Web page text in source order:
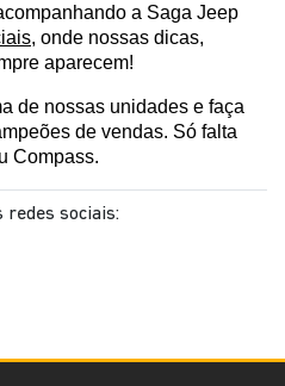
a Saga Jeep
, onde nossas dicas,
aparecem!
de nossas unidades e faça
de vendas. Só falta
Compass.
sociais: